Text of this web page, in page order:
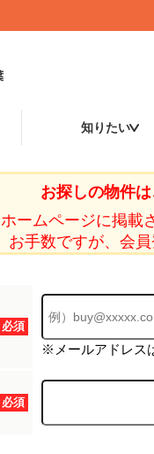
知りたい
お探しの物件
ホームページに掲載
お手数ですが、会
必須
※メールアドレス
必須